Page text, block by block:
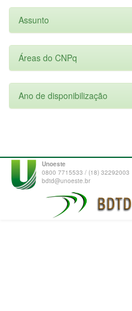
Assunto
Áreas do CNPq
Ano de disponibilização
Unoeste
0800 7715533 / (18) 32292003
bdtd@unoeste.br